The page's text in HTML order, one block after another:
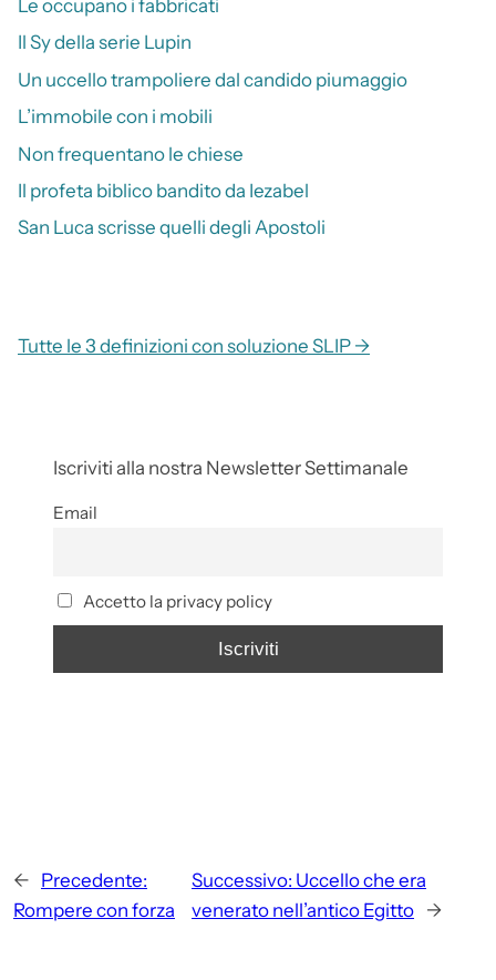
Le occupano i fabbricati
Il Sy della serie Lupin
Un uccello trampoliere dal candido piumaggio
L’immobile con i mobili
Non frequentano le chiese
Il profeta biblico bandito da Iezabel
San Luca scrisse quelli degli Apostoli
Tutte le 3 definizioni con soluzione SLIP →
Iscriviti alla nostra Newsletter Settimanale
Email
Accetto la privacy policy
← Precedente:
Rompere con forza
Successivo: Uccello che era
venerato nell’antico Egitto →